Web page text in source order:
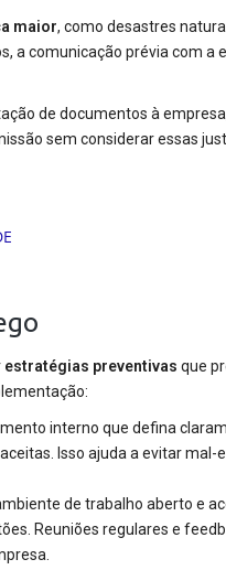
maior, como desastres
a comunicação prévia com a
de documentos à
sem considerar essas
estratégias preventivas que
interno que defina
Isso ajuda a evitar
de trabalho aberto e
Reuniões regulares e